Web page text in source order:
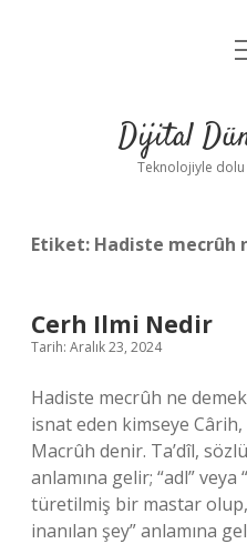
Dijital
Teknolojiyle
Etiket: Hadiste mecrûh
Cerh Ilmi Nedir
Tarih: Aralık 23, 2024
Hadiste mecrûh ne
isnat eden kimseye
Macrûh denir. Ta’dîl,
anlamına gelir; “adl”
türetilmiş bir mastar
inanılan şey” anlamına